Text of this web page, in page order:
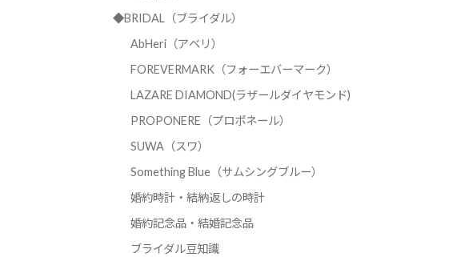
◆BRIDAL（ブライダル）
AbHeri（アベリ）
FOREVERMARK（フォーエバーマーク）
LAZARE DIAMOND(ラザールダイヤモンド)
PROPONERE（プロポネール）
SUWA（スワ）
Something Blue（サムシングブルー）
婚約時計・結納返しの時計
婚約記念品・結婚記念品
ブライダル豆知識